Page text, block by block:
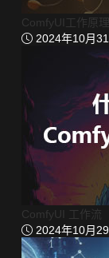
ComfyUI工作原理
2024年10月
ComfyUI 工作流
2024年10月